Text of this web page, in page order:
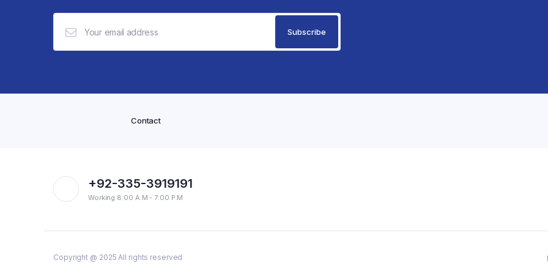
Contact
+92-335-3919191
Working 8:00 A.M - 7:00 P.M
Copyright @ 2025 All rights reserved